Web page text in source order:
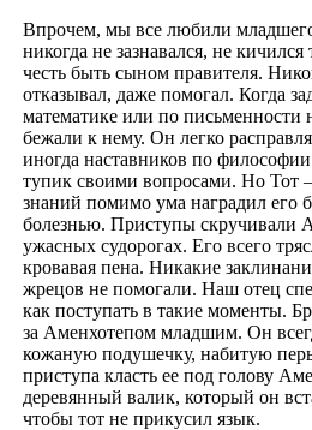
Впрочем, мы все любили
никогда не зазнавался, не
честь быть сыном правителя.
отказывал, даже помогал. Когда
математике или по
бежали к нему. Он легко
иногда наставников по
тупик своими вопросами. Но Тот
знаний помимо ума наградил его
болезнью. Приступы скручивали
ужасных судорогах. Его всего
кровавая пена. Никакие
жрецов не помогали. Наш отец
как поступать в такие моменты.
за Аменхотепом младшим. Он
кожаную подушечку, набитую
приступа класть ее под голову
деревянный валик, который он
чтобы тот не прикусил язык.